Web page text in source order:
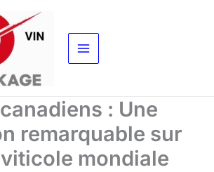
: Une
remarquable sur
mondiale